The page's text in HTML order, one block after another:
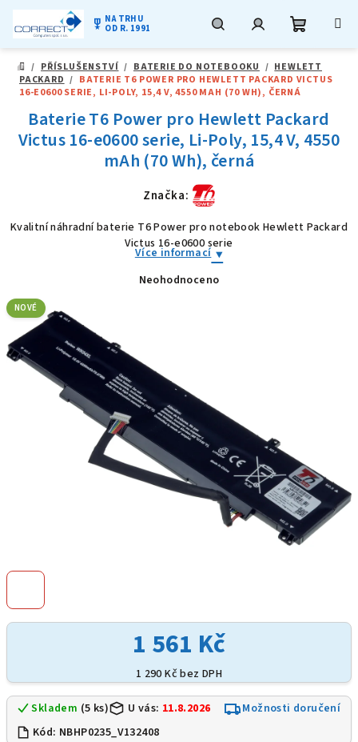
obsah
military_tech NA TRHU
OD R. 1991
košík
DOMŮ
/ PŘÍSLUŠENSTVÍ / BATERIE DO NOTEBOOKU / HEWLETT
PACKARD / BATERIE T6 POWER PRO HEWLETT PACKARD VICTUS
16-E0600 SERIE, LI-POLY, 15,4 V, 4550 MAH (70 WH), ČERNÁ
1 561 Kč
1 290 Kč bez DPH
Skladem (5 ks) U vás: 11.8.2026
Možnosti doručení
Kód: NBHP0235_V132408
Baterie T6 Power pro Hewlett Packard
Victus 16-e0600 serie, Li-Poly, 15,4 V, 4550
mAh (70 Wh), černá
Značka:
Kvalitní náhradní baterie T6 Power pro notebook Hewlett Packard
Victus 16-e0600 serie
Více informací
Průměrné
hvězdiček.
Neohodnoceno
NOVÉ